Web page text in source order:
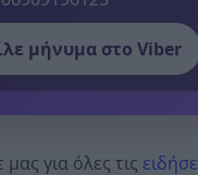
μήνυμα στο Viber
για όλες τις